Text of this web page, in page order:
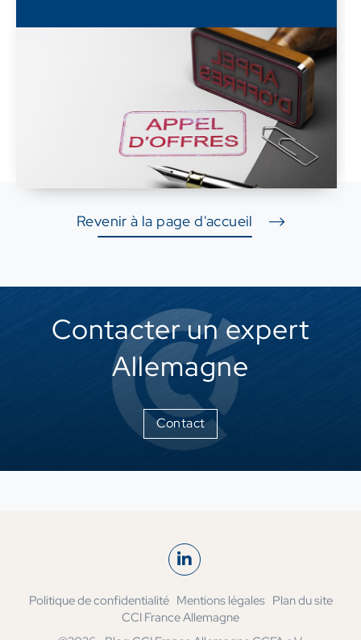
Revenir à la page d'accueil
Contacter un expert
Allemagne
Contact
Politique de confidentialité Mentions légales Plan du site
CCI France Allemagne